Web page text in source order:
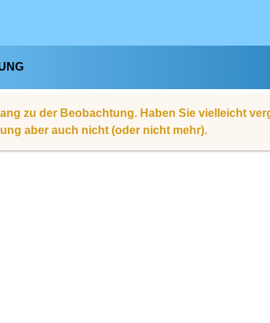
zu der Beobachtung. Haben Sie vielleicht
aber auch nicht (oder nicht mehr).